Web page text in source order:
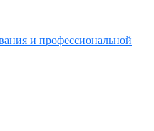
и профессиональной